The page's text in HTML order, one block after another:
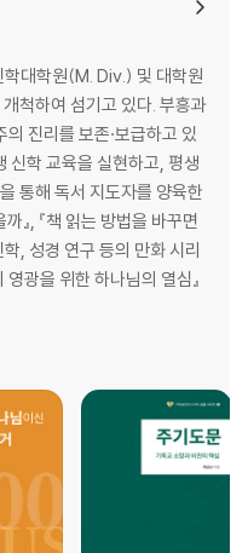
언약
혜 언약
대학원(M. Div.) 및 대학원
척하여 섬기고 있다. 부흥과
진리를 보존·보급하고 있
신학 교육을 실현하고, 평생
통해 독서 지도자를 양육한
』, 『책 읽는 방법을 바꾸면
, 성경 연구 등의 만화 시리
영광을 위한 하나님의 열심』